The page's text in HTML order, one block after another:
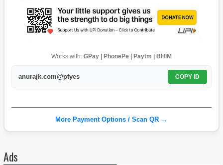
Works with: GPay | PhonePe | Paytm | BHIM
anurajk.com@ptyes COPY ID
More Payment Options / Scan QR →
Ads